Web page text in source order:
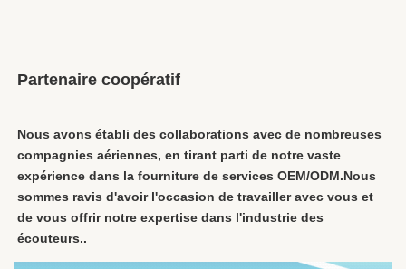
Partenaire coopératif
Nous avons établi des collaborations avec de nombreuses
compagnies aériennes, en tirant parti de notre vaste
expérience dans la fourniture de services OEM/ODM.Nous
sommes ravis d'avoir l'occasion de travailler avec vous et
de vous offrir notre expertise dans l'industrie des
écouteurs..